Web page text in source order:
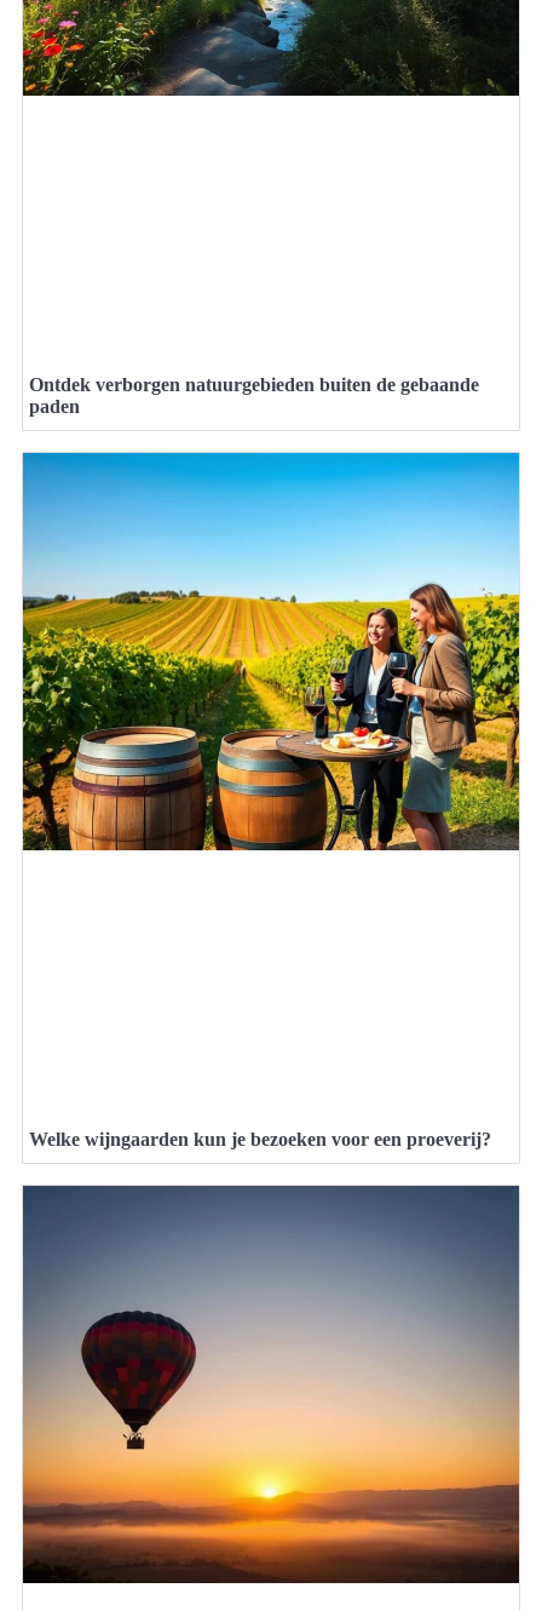
Ontdek verborgen natuurgebieden buiten de gebaande
paden
Welke wijngaarden kun je bezoeken voor een proeverij?